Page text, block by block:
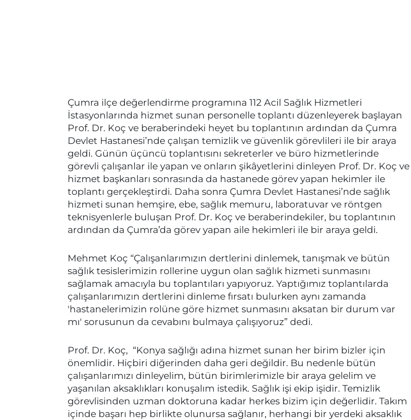
Çumra ilçe değerlendirme programına 112 Acil Sağlık Hizmetleri
İstasyonlarında hizmet sunan personelle toplantı düzenleyerek başlayan
Prof. Dr. Koç ve beraberindeki heyet bu toplantının ardından da Çumra
Devlet Hastanesi’nde çalışan temizlik ve güvenlik görevlileri ile bir araya
geldi. Günün üçüncü toplantısını sekreterler ve büro hizmetlerinde
görevli çalışanlar ile yapan ve onların şikâyetlerini dinleyen Prof. Dr. Koç ve
hizmet başkanları sonrasında da hastanede görev yapan hekimler ile
toplantı gerçekleştirdi. Daha sonra Çumra Devlet Hastanesi’nde sağlık
hizmeti sunan hemşire, ebe, sağlık memuru, laboratuvar ve röntgen
teknisyenlerle buluşan Prof. Dr. Koç ve beraberindekiler, bu toplantının
ardından da Çumra’da görev yapan aile hekimleri ile bir araya geldi.
Mehmet Koç “Çalışanlarımızın dertlerini dinlemek, tanışmak ve bütün
sağlık tesislerimizin rollerine uygun olan sağlık hizmeti sunmasını
sağlamak amacıyla bu toplantıları yapıyoruz. Yaptığımız toplantılarda
çalışanlarımızın dertlerini dinleme fırsatı bulurken aynı zamanda
'hastanelerimizin rolüne göre hizmet sunmasını aksatan bir durum var
mı' sorusunun da cevabını bulmaya çalışıyoruz” dedi.
Prof. Dr. Koç, “Konya sağlığı adına hizmet sunan her birim bizler için
önemlidir. Hiçbiri diğerinden daha geri değildir. Bu nedenle bütün
çalışanlarımızı dinleyelim, bütün birimlerimizle bir araya gelelim ve
yaşanılan aksaklıkları konuşalım istedik. Sağlık işi ekip işidir. Temizlik
görevlisinden uzman doktoruna kadar herkes bizim için değerlidir. Takım
içinde başarı hep birlikte olunursa sağlanır, herhangi bir yerdeki aksaklık